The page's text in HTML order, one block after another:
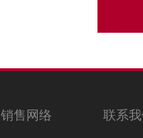
销售网络 联系